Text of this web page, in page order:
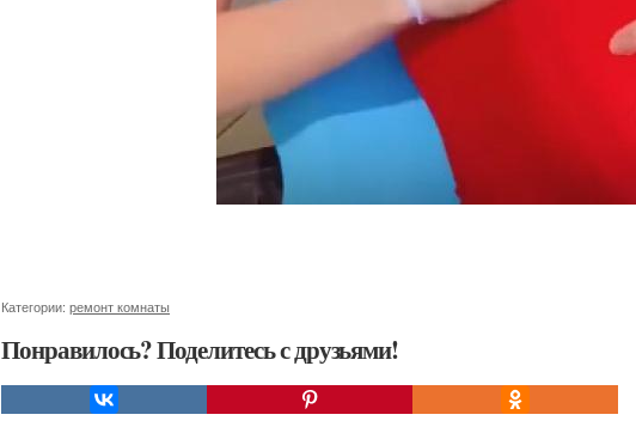
Категории: ремонт комнаты
Понравилось? Поделитесь с друзьями!